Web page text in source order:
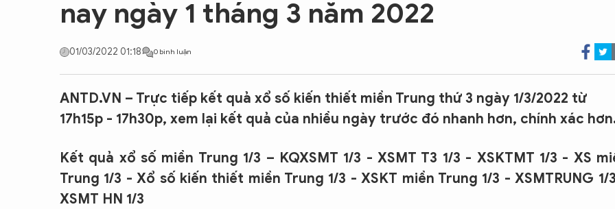
CON ĐƯỜNG KHỞI NGHIỆP
nay ngày 1 tháng 3 năm 2022
01/03/2022 01:18 0 bình luận
ANTD.VN – Trực tiếp kết quả xổ số kiến thiết miền Trung thứ 3 ngày 1/3/2022 từ
17h15p - 17h30p, xem lại kết quả của nhiều ngày trước đó nhanh hơn, chính xác
Kết quả xổ số miền Trung 1/3 – KQXSMT 1/3 - XSMT T3 1/3 - XSKTMT 1/3 - XS
Trung 1/3 - Xổ số kiến thiết miền Trung 1/3 - XSKT miền Trung 1/3 - XSMTRUNG 1/
XSMT HN 1/3